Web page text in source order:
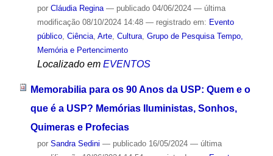
por Cláudia Regina — publicado04/06/2024 — última
modificação08/10/2024 14:48 — registrado em: Evento
público, Ciência, Arte, Cultura, Grupo de Pesquisa Tempo,
Memória e Pertencimento
Localizado em EVENTOS
Memorabilia para os 90 Anos da USP: Quem e o
que é a USP? Memórias Iluministas, Sonhos,
Quimeras e Profecias
por Sandra Sedini — publicado16/05/2024 — última